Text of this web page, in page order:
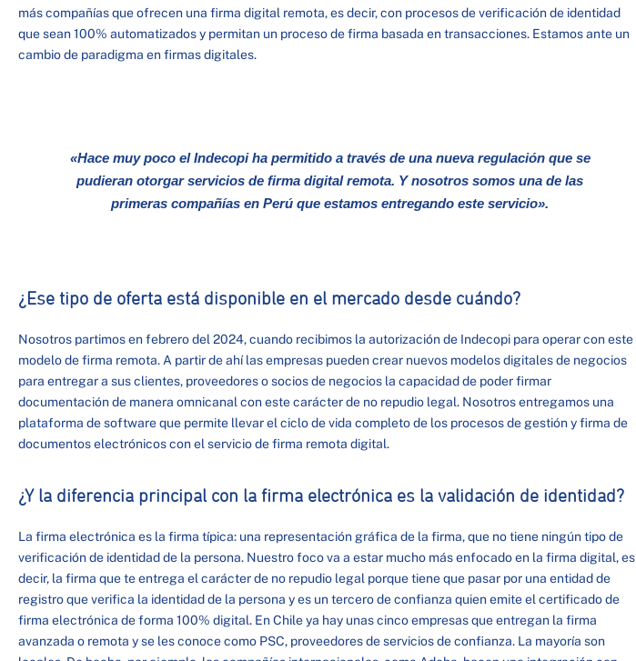
más compañías que ofrecen una firma digital remota, es decir, con procesos de verificación de identidad
que sean 100% automatizados y permitan un proceso de firma basada en transacciones. Estamos ante un
cambio de paradigma en firmas digitales.
«Hace muy poco el Indecopi ha permitido a través de una nueva regulación que se
pudieran otorgar servicios de firma digital remota. Y nosotros somos una de las
primeras compañías en Perú que estamos entregando este servicio».
¿Ese tipo de oferta está disponible en el mercado desde cuándo?
Nosotros partimos en febrero del 2024, cuando recibimos la autorización de Indecopi para operar con este
modelo de firma remota. A partir de ahí las empresas pueden crear nuevos modelos digitales de negocios
para entregar a sus clientes, proveedores o socios de negocios la capacidad de poder firmar
documentación de manera omnicanal con este carácter de no repudio legal. Nosotros entregamos una
plataforma de software que permite llevar el ciclo de vida completo de los procesos de gestión y firma de
documentos electrónicos con el servicio de firma remota digital.
¿Y la diferencia principal con la firma electrónica es la validación de identidad?
La firma electrónica es la firma típica: una representación gráfica de la firma, que no tiene ningún tipo de
verificación de identidad de la persona. Nuestro foco va a estar mucho más enfocado en la firma digital, es
decir, la firma que te entrega el carácter de no repudio legal porque tiene que pasar por una entidad de
registro que verifica la identidad de la persona y es un tercero de confianza quien emite el certificado de
firma electrónica de forma 100% digital. En Chile ya hay unas cinco empresas que entregan la firma
avanzada o remota y se les conoce como PSC, proveedores de servicios de confianza. La mayoría son